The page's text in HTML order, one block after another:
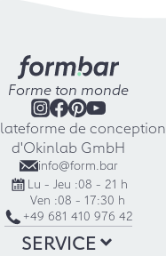
Forme ton monde
de conception
d'Okinlab GmbH
info@form.bar
Lu - Jeu :08 - 21 h
Ven :08 - 17:30 h
+49 681 410 976 42
SERVICE